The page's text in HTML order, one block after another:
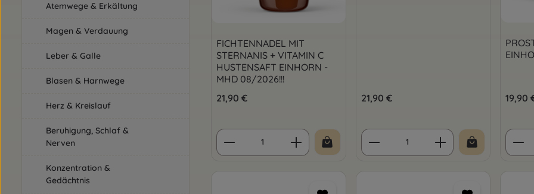
Atemwege & Erkältung
Magen & Verdauung
Leber & Galle
Blasen & Harnwege
Herz & Kreislauf
Beruhigung, Schlaf &
Nerven
Konzentration &
Gedächtnis
FICHTENNADEL MIT
STERNANIS + VITAMIN C
HUSTENSAFT EINHORN -
MHD 08/2026!!!
Regulärer Preis:
21,90 €
Produkt Anzahl: Gib den gewünschten Wert
Regulärer Preis:
21,90 €
Produkt Anzahl: Gib den
19,90